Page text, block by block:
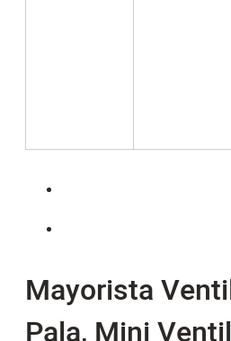
Mayorista
Pala, Mini